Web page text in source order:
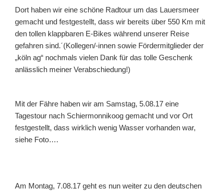
Dort haben wir eine schöne Radtour um das Lauersmeer
gemacht und festgestellt, dass wir bereits über 550 Km mit
den tollen klappbaren E-Bikes während unserer Reise
gefahren sind.´(Kollegen/-innen sowie Fördermitglieder der
„köln ag“ nochmals vielen Dank für das tolle Geschenk
anlässlich meiner Verabschiedung!)
Mit der Fähre haben wir am Samstag, 5.08.17 eine
Tagestour nach Schiermonnikoog gemacht und vor Ort
festgestellt, dass wirklich wenig Wasser vorhanden war,
siehe Foto….
Am Montag, 7.08.17 geht es nun weiter zu den deutschen